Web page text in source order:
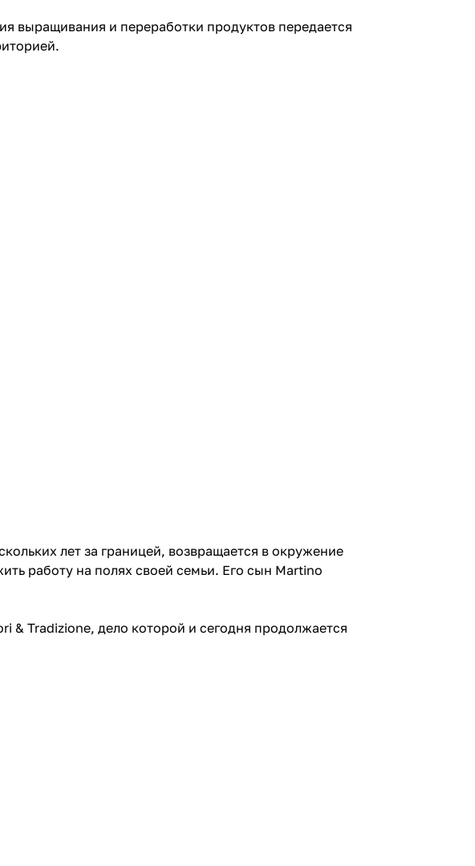
выращивания и переработки продуктов передается
лет за границей, возвращается в окружение
работу на полях своей семьи. Его сын Martino
Tradizione, дело которой и сегодня продолжается